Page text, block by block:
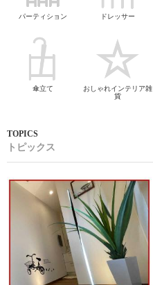
パーティション ドレッサー
傘立て
おしゃれインテリア雑
貨
トピックス